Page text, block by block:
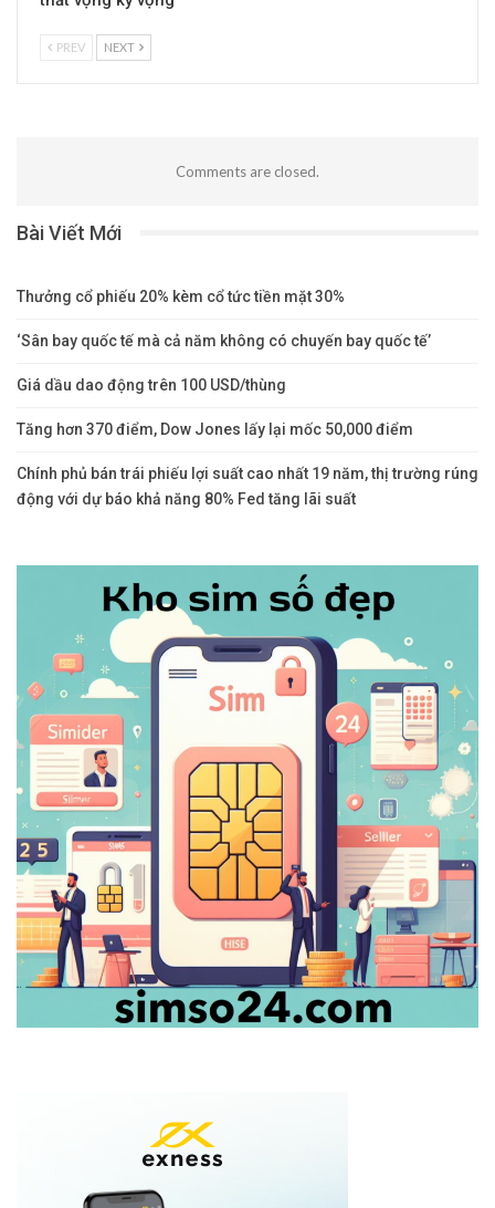
PREV NEXT
Comments are closed.
Bài Viết Mới
Thưởng cổ phiếu 20% kèm cổ tức tiền mặt 30%
‘Sân bay quốc tế mà cả năm không có chuyến bay quốc tế’
Giá dầu dao động trên 100 USD/thùng
Tăng hơn 370 điểm, Dow Jones lấy lại mốc 50,000 điểm
Chính phủ bán trái phiếu lợi suất cao nhất 19 năm, thị trường rúng
động với dự báo khả năng 80% Fed tăng lãi suất